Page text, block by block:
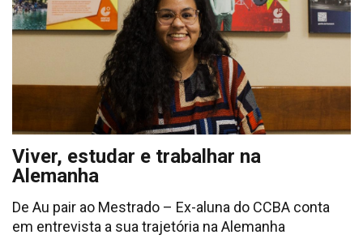
Viver, estudar e trabalhar na
Alemanha
De Au pair ao Mestrado – Ex-aluna do CCBA conta
em entrevista a sua trajetória na Alemanha